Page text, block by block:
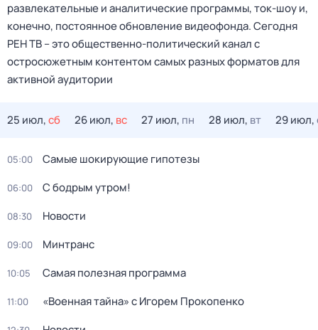
развлекательные и аналитические программы, ток-шоу и,
конечно, постоянное обновление видеофонда. Сегодня
РЕН ТВ – это общественно-политический канал с
остросюжетным контентом самых разных форматов для
активной аудитории
25 июл,сб 26 июл, вс 27 июл, пн 28 июл, вт 29 июл,
05:00 Самые шoкиpующие гипотезы
06:00 С бодрым утром!
08:30 Новости
09:00 Минтранс
10:05 Самая полезная программа
11:00 «Военная тайна» с Игорем Прокопенко